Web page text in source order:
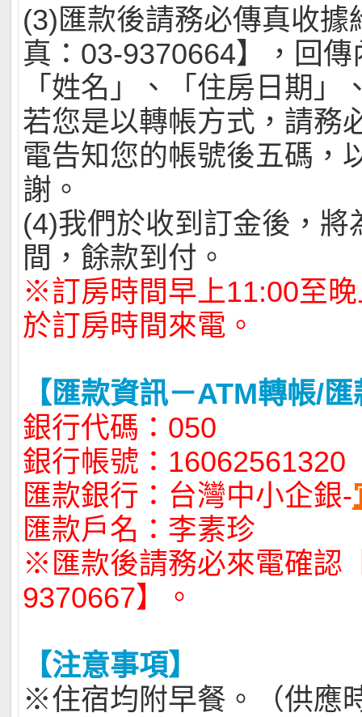
(3)匯款後請務必傳真收據
真：03-9370664】，回
「姓名」、「住房日期」
若您是以轉帳方式，請務
電告知您的帳號後五碼，
謝。
(4)我們於收到訂金後，將
間，餘款到付。
※訂房時間早上11:00至
於訂房時間來電。
【匯款資訊－ATM轉帳/
銀行代碼：050
銀行帳號：16062561320
匯款銀行：台灣中小企銀-
匯款戶名：李素珍
※匯款後請務必來電確認
9370667】。
【注意事項】
※住宿均附早餐。（供應